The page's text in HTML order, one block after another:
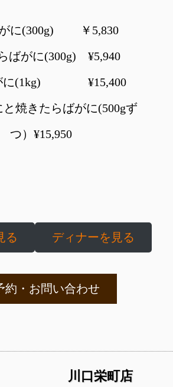
がに(300g) ￥5,830
ばがに(300g) ¥5,940
に(1kg) ¥15,400
焼きたらばがに(500gず
つ）¥15,950
る ディナーを見る
約・お問い合わせ
川口栄町店